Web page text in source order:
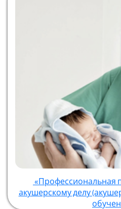
«Профессиональная
акушерскому делу